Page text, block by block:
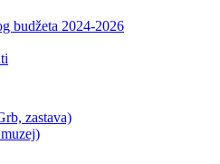
Vlade
budžeta 2024-2026